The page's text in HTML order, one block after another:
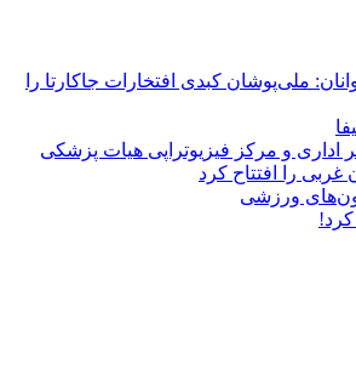
ملی‌پوشان کبدی افتخارات جاکارتا را
اداری و مرکز فیزیوتراپی هیات پزشکی
غربی را افتتاح کرد
ورزشی